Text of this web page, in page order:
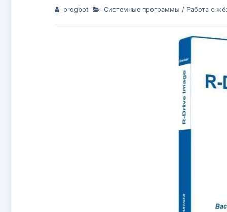
progbot Системные программы / Работа с